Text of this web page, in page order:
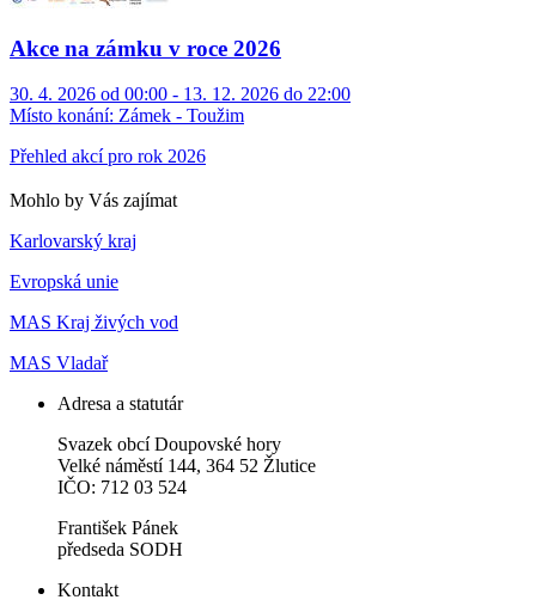
Akce na zámku v roce 2026
30. 4. 2026 od 00:00 - 13. 12. 2026 do 22:00
Místo konání: Zámek - Toužim
Přehled akcí pro rok 2026
Mohlo by Vás zajímat
Karlovarský kraj
Evropská unie
MAS Kraj živých vod
MAS Vladař
Adresa a statutár
Svazek obcí Doupovské hory
Velké náměstí 144, 364 52 Žlutice
IČO: 712 03 524
František Pánek
předseda SODH
Kontakt